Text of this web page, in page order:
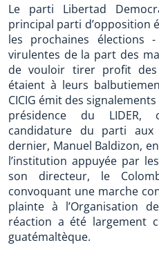
Le parti Libertad
principal parti d’opposition
les prochaines
virulentes de la part des
de vouloir tirer profit des
étaient à leurs
CICIG émit des
présidence du LIDER,
candidature du parti
dernier, Manuel Baldizon,
l’institution appuyée par
son directeur, le
convoquant une marche
plainte à l’Organisation
réaction a été largement
guatémaltèque.